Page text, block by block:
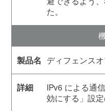
た。
ディフェンス
IPv6 による通
効にする」設